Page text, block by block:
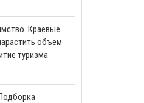
Краевые
объем
туризма